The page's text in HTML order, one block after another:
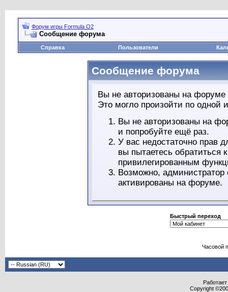
Форум игры Formula O2
Сообщение форума
Справка Пользователи
Сообщение форума
Вы не авторизованы на форуме
Это могло произойти по одной
Вы не авторизованы на
и попробуйте ещё раз.
У вас недостаточно прав
вы пытаетесь обратиться
привилегированным
Возможно,
активированы на форуме.
Быстрый переход
Часовой
Copyright